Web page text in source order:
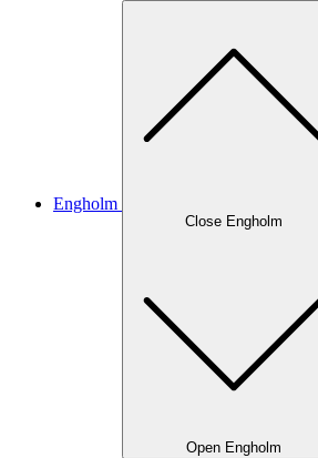
Engholm
Close Engholm
Open Engholm